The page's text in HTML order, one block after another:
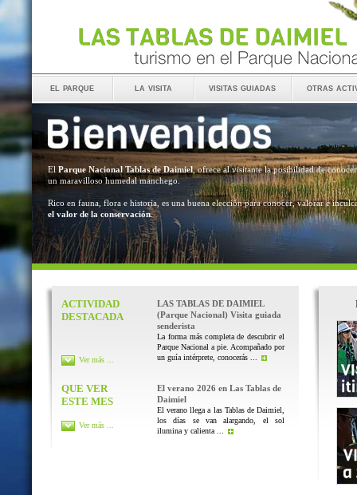
el parque la visita visitas guiadas otras
El Parque Nacional Tablas de Daimiel, ofrece al visitante la posibilidad de conocer
un maravilloso humedal manchego.
Rico en fauna, flora e historia, es una buena elección para conocer, valorar e
el valor de la conservación.
ACTIVIDAD
DESTACADA
LAS TABLAS DE DAIMIEL
(Parque Nacional) Visita guiada
senderista
La forma más completa de descubrir el
Parque Nacional a pie. Acompañado por
un guía intérprete, conocerás ...
Ver más ...
QUE VER
ESTE MES
El verano 2026 en Las Tablas de
Daimiel
El verano llega a las Tablas de Daimiel,
los días se van alargando, el sol
ilumina y calienta ...
Ver más ...